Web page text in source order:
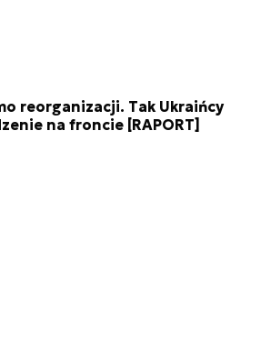
reorganizacji. Tak Ukraińcy
na froncie [RAPORT]